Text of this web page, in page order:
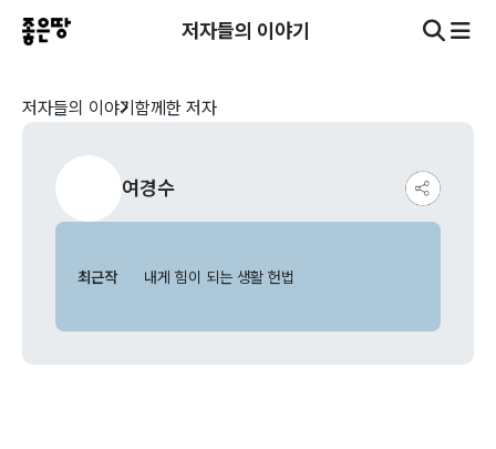
저자들의 이야기
저자들의 이야기 함께한 저자
여경수
최근작 내게 힘이 되는 생활 헌법